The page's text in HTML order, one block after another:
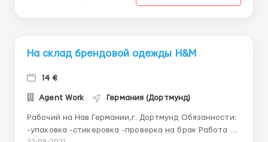
На склад брендовой одежды H&M
14 €
Agent Work Германия (Дортмунд)
Рабочий на Нав Германии,г. Дортмунд Обязанности:
-упаковка -стикеровка -проверка на брак Работа не